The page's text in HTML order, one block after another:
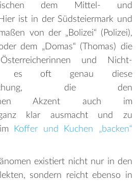
dem Mittel- und
ist in der Südsteiermark und
von der „Bolizei“ (Polizei),
dem „Domas“ (Thomas) die
und Nicht-
es oft genau diese
die den
Akzent auch im
ganz klar ausmacht und zu
Koffer und Kuchen „backen“
existiert nicht nur in den
sondern reicht ebenso in